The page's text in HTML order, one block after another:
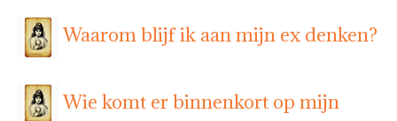
Waarom blijf ik aan mijn ex denken?
Wie komt er binnenkort op mijn